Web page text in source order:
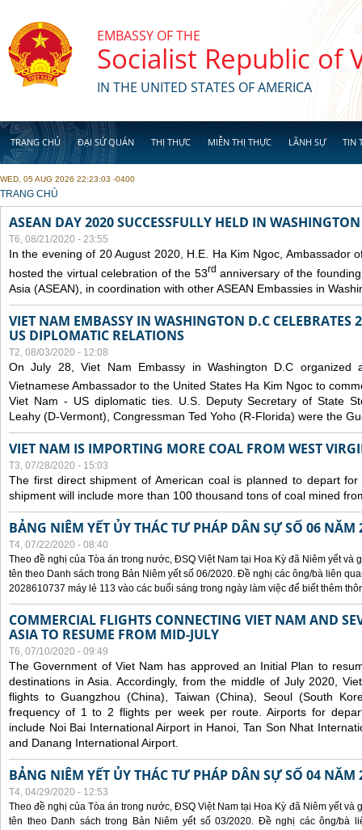
EMBASSY OF THE
Socialist Republic of
IN THE UNITED STATES OF AMERICA
TRANG CHỦ ĐẠI SỨ QUÁN THỊ THỰC MIỄN THỊ THỰC LÃNH SỰ TIN
WED, 05 AUG 2026 22:23:03 -0400
YOU ARE HERE
TRANG CHỦ
ASEAN DAY 2020 SUCCESSFULLY HELD IN
T6, 08/21/2020 - 23:55
In the evening of 20 August 2020, H.E. Ha Kim Ngoc, Ambassador
hosted the virtual celebration of the 53rd anniversary of the
Asia (ASEAN), in coordination with other ASEAN Embassies in
VIET NAM EMBASSY IN WASHINGTON D.C CELEBRATES
US DIPLOMATIC RELATIONS
T2, 08/03/2020 - 12:08
On July 28, Viet Nam Embassy in Washington D.C organized
Vietnamese Ambassador to the United States Ha Kim Ngoc to
Viet Nam - US diplomatic ties. U.S. Deputy Secretary of State
Leahy (D-Vermont), Congressman Ted Yoho (R-Florida) were the
VIET NAM IS IMPORTING MORE COAL FROM WEST
T3, 07/28/2020 - 15:03
The first direct shipment of American coal is planned to depart
shipment will include more than 100 thousand tons of coal mined
BẢNG NIÊM YẾT ỦY THÁC TƯ PHÁP DÂN SỰ SỐ 06 NĂM
T4, 07/22/2020 - 08:40
Theo đề nghị của Tòa án trong nước, ĐSQ Việt Nam tại Hoa Kỳ đã Niêm yết và
tên theo Danh sách trong Bản Niêm yết số 06/2020. Đề nghị các ông/bà liên
2028610737 máy lẻ 113 vào các buổi sáng trong ngày làm việc để biết thêm
COMMERCIAL FLIGHTS CONNECTING VIET NAM AND
ASIA TO RESUME FROM MID-JULY
T6, 07/10/2020 - 09:49
The Government of Viet Nam has approved an Initial Plan to
destinations in Asia. Accordingly, from the middle of July 2020,
flights to Guangzhou (China), Taiwan (China), Seoul (South
frequency of 1 to 2 flights per week per route. Airports for
include Noi Bai International Airport in Hanoi, Tan Son Nhat
and Danang International Airport.
BẢNG NIÊM YẾT ỦY THÁC TƯ PHÁP DÂN SỰ SỐ 04 NĂM
T4, 04/29/2020 - 12:53
Theo đề nghị của Tòa án trong nước, ĐSQ Việt Nam tại Hoa Kỳ đã Niêm yết
tên theo Danh sách trong Bản Niêm yết số 03/2020. Đề nghị các ông/bà